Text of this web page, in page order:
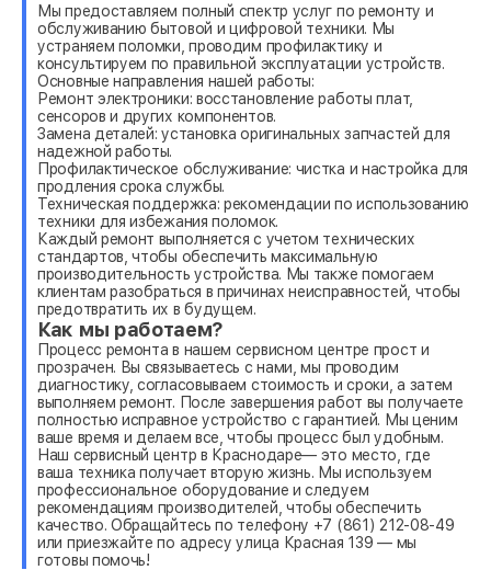
Мы предоставляем полный спектр услуг по ремонту и
обслуживанию бытовой и цифровой техники. Мы
устраняем поломки, проводим профилактику и
консультируем по правильной эксплуатации устройств.
Основные направления нашей работы:
Ремонт электроники: восстановление работы плат,
сенсоров и других компонентов.
Замена деталей: установка оригинальных запчастей для
надежной работы.
Профилактическое обслуживание: чистка и настройка для
продления срока службы.
Техническая поддержка: рекомендации по использованию
техники для избежания поломок.
Каждый ремонт выполняется с учетом технических
стандартов, чтобы обеспечить максимальную
производительность устройства. Мы также помогаем
клиентам разобраться в причинах неисправностей, чтобы
предотвратить их в будущем.
Как мы работаем?
Процесс ремонта в нашем сервисном центре прост и
прозрачен. Вы связываетесь с нами, мы проводим
диагностику, согласовываем стоимость и сроки, а затем
выполняем ремонт. После завершения работ вы получаете
полностью исправное устройство с гарантией. Мы ценим
ваше время и делаем все, чтобы процесс был удобным.
Наш сервисный центр в Краснодаре— это место, где
ваша техника получает вторую жизнь. Мы используем
профессиональное оборудование и следуем
рекомендациям производителей, чтобы обеспечить
качество. Обращайтесь по телефону +7 (861) 212-08-49
или приезжайте по адресу улица Красная 139 — мы
готовы помочь!